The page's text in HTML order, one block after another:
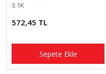
3.1K
572,45 TL
Sepete Ekle